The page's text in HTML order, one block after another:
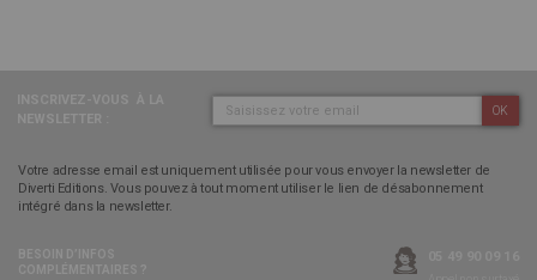
OK
Votre adresse email est uniquement utilisée pour vous envoyer la newsletter de
Diverti Editions. Vous pouvez à tout moment utiliser le lien de désabonnement
intégré dans la newsletter.